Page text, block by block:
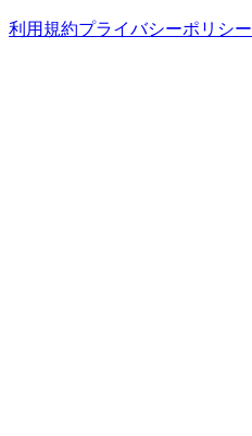
利用規約プライバシーポリシー